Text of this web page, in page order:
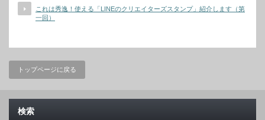
これは秀逸！使える「LINEのクリエイターズスタンプ」紹介します（第
一回）
トップページに戻る
検索